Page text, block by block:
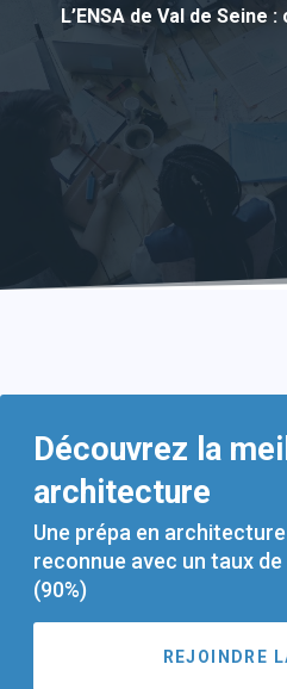
L’ENSA de Val de Seine
Découvrez la
architecture
Une prépa en
reconnue avec un taux
(90%)
REJOINDRE